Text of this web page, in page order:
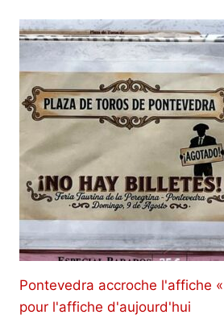
Pontevedra accroche l'affiche
pour l'affiche d'aujourd'hui